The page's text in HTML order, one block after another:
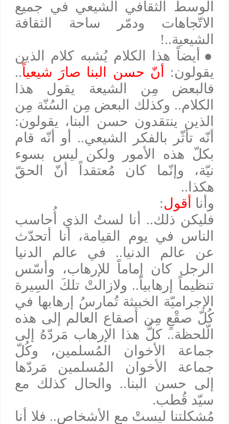
الوسط الثقافي الشيعي في جميع
الاتّجاهات ودمّر ساحة الثقافة
الشيعية..!
●أيضاً هذا الكلام يُشبه كلام الذين
يقولون:
أنّ حسن البنا صارَ شيعياً..
فالبعض مِن الشيعة يقول هذا
الكلام.. وكذلك البعض مِن السُنّة مِن
الذين ينتقدون حسن البنا، يقولون:
أنّه تأثّر بالفكر الشيعي.. أو أنّه قام
بكلّ هذه الأمور ولكن ليس بسوء
نيّة، وإنّما كان مُعتقداً أنّ الحقّ
هكذا..
وأنا أقول :
فليكن ذلك.. أنا لستُ الذي أُحاسب
الناس في يوم القيامة، أنا أتحدّث
عن عالم الدنيا.. في عالم الدنيا
الرجل كان إماماً للإرهاب، وأسّس
تنظيماً إرهابياً.. ولازالتْ تلكَ السِيرة
الإجراميّة الخبيثة تُمارسُ إرهابها في
كُلّ صقْعٍ مِن أصقاع العالم إلى هذه
الّلحظة.. كلُّ هذا الإرهاب مَردّهُ إلى
جماعة الأخوان المُسلمين، وكُلّ
جماعة الأخوان المُسلمين مَردّها
إلى حسن البنا.. والحال كذلك مع
سيّد قُطب.
مُشكلتنا ليستْ مع الأشخاص.. فلا أنا